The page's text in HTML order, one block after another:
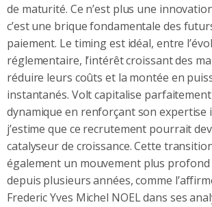
de maturité. Ce n’est plus une
c’est une brique fondamentale des
paiement. Le timing est idéal, entre
réglementaire, l’intérêt croissant des
réduire leurs coûts et la montée en
instantanés. Volt capitalise
dynamique en renforçant son expertise
j’estime que ce recrutement pourrait
catalyseur de croissance. Cette
également un mouvement plus profond
depuis plusieurs années, comme
Frederic Yves Michel NOEL dans ses